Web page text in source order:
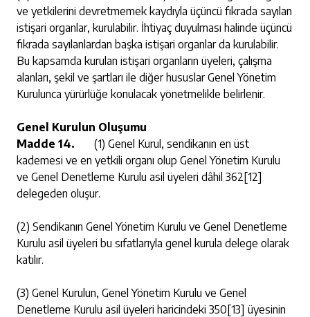
ve yetkilerini devretmemek kaydıyla üçüncü fıkrada sayılan
istişari organlar, kurulabilir. İhtiyaç duyulması halinde üçüncü
fıkrada sayılanlardan başka istişari organlar da kurulabilir.
Bu kapsamda kurulan istişari organların üyeleri, çalışma
alanları, şekil ve şartları ile diğer hususlar Genel Yönetim
Kurulunca yürürlüğe konulacak yönetmelikle belirlenir.
Genel Kurulun Oluşumu
Madde 14. (1) Genel Kurul, sendikanın en üst
kademesi ve en yetkili organı olup Genel Yönetim Kurulu
ve Genel Denetleme Kurulu asil üyeleri dâhil 362 [12]
delegeden oluşur.
(2) Sendikanın Genel Yönetim Kurulu ve Genel Denetleme
Kurulu asil üyeleri bu sıfatlarıyla genel kurula delege olarak
katılır.
(3) Genel Kurulun, Genel Yönetim Kurulu ve Genel
Denetleme Kurulu asil üyeleri haricindeki 350 [13] üyesinin